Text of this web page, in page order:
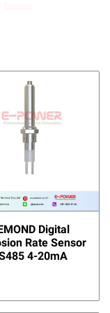
Digital
Rate Sensor
4-20mA